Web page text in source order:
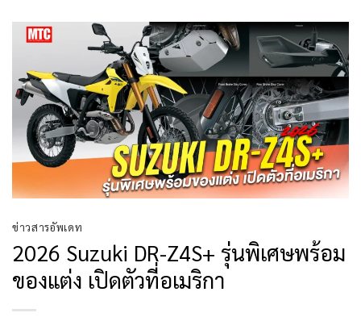
ข่าวสารอัพเดท
2026 Suzuki DR-Z4S+ รุ่นพิเศษพร้อม
ของแต่ง เปิดตัวที่อเมริกา